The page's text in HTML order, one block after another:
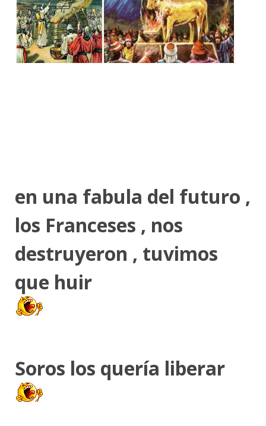
en una fabula del futuro ,
los Franceses , nos
destruyeron , tuvimos
que huir
Soros los quería liberar